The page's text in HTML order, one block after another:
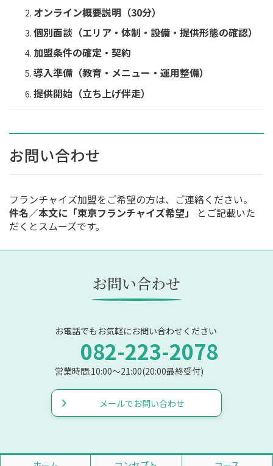
オンライン概要説明（30分）
個別面談（エリア・体制・設備・提供形態の確認）
加盟条件の確定・契約
導入準備（教育・メニュー・運用整備）
提供開始（立ち上げ伴走）
お問い合わせ
フランチャイズ加盟をご希望の方は、ご連絡ください。
件名／本文に「東京フランチャイズ希望」
とご記載いた
だくとスムーズです。
お問い合わせ
お電話でもお気軽にお問い合わせください
082-223-2078
営業時間:10:00〜21:00(20:00最終受付)
メールでお問い合わせ